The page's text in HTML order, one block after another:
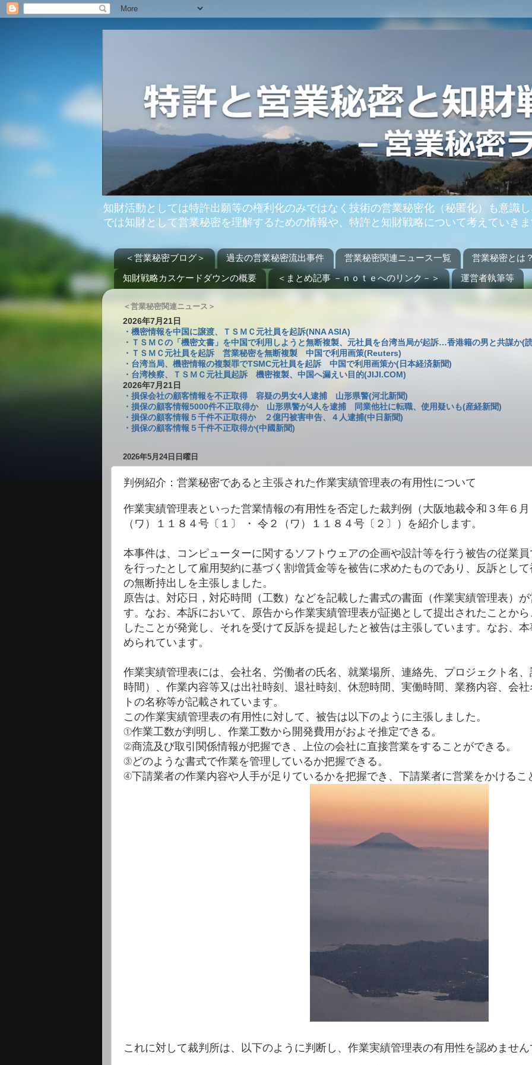
知財活動としては特許出願等の権利化のみではなく技術の営業秘密化（秘匿化）も意識
では知財として営業秘密を理解するための情報や、特許と知財戦略について考えていき
＜営業秘密ブログ＞ 過去の営業秘密流出事件 営業秘密関連ニュース一覧
営業秘密とは
知財戦略カスケードダウンの概要
＜まとめ記事 －ｎｏｔｅへのリンク－＞ 運営者執筆等
＜営業秘密関連ニュース＞
2026年7月21日
・機密情報を中国に譲渡、ＴＳＭＣ元社員を起訴(NNA ASIA)
・ＴＳＭＣの「機密文書」を中国で利用しようと無断複製、元社員を台湾当局が起訴…香港籍の男と共謀か(
・ＴＳＭＣ元社員を起訴 営業秘密を無断複製 中国で利用画策(Reuters)
・台湾当局、機密情報の複製罪でTSMC元社員を起訴 中国で利用画策か(日本経済新聞)
・台湾検察、ＴＳＭＣ元社員起訴 機密複製、中国へ漏えい目的(JIJI.COM)
2026年7月21日
・損保会社の顧客情報を不正取得 容疑の男女4人逮捕 山形県警(河北新聞)
・損保の顧客情報5000件不正取得か 山形県警が4人を逮捕 同業他社に転職、使用疑いも(産経新聞)
・損保の顧客情報５千件不正取得か ２億円被害申告、４人逮捕(中日新聞)
・損保の顧客情報５千件不正取得か(中國新聞)
2026年5月24日日曜日
判例紹介：営業秘密であると主張された作業実績管理表の有用性について
作業実績管理表といった営業情報の有用性を否定した裁判例（大阪地裁令和３年６
（ワ）１１８４号〔１〕 ・ 令２（ワ）１１８４号〔２〕）を紹介します。
本事件は、コンピューターに関するソフトウェアの企画や設計等を行う被告の従業
を行ったとして雇用契約に基づく割増賃金等を被告に求めたものであり、反訴とし
の無断持出しを主張しました。
原告は、対応日，対応時間（工数）などを記載した書式の書面（作業実績管理表）
す。なお、本訴において、原告から作業実績管理表が証拠として提出されたことか
したことが発覚し、それを受けて反訴を提起したと被告は主張しています。なお、
められています。
作業実績管理表には、会社名、労働者の氏名、就業場所、連絡先、プロジェクト名
時間）、作業内容等又は出社時刻、退社時刻、休憩時間、実働時間、業務内容、会
トの名称等が記載されています。
この作業実績管理表の有用性に対して、被告は以下のように主張しました。
①作業工数が判明し、作業工数から開発費用がおよそ推定できる。
②商流及び取引関係情報が把握でき、上位の会社に直接営業をすることができる。
③どのような書式で作業を管理しているか把握できる。
④下請業者の作業内容や人手が足りているかを把握でき、下請業者に営業をかけるこ
これに対して裁判所は、以下のように判断し、作業実績管理表の有用性を認めませ